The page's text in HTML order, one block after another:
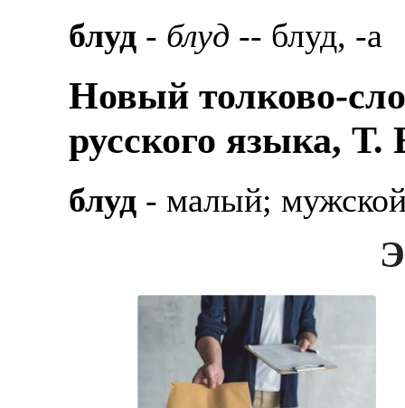
блуд - блуд -- блуд, -а
Новый толково-
русского языка,
блуд - малый; мужской